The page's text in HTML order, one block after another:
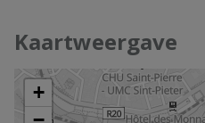
Kaartweergave